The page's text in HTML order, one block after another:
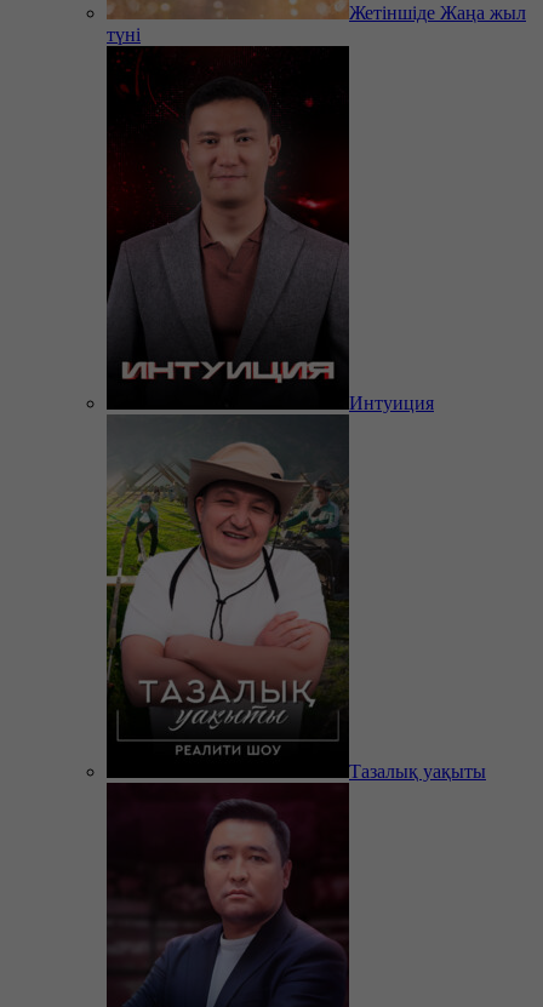
Жетіншіде Жаңа жыл
түні
Интуиция
Тазалық уақыты